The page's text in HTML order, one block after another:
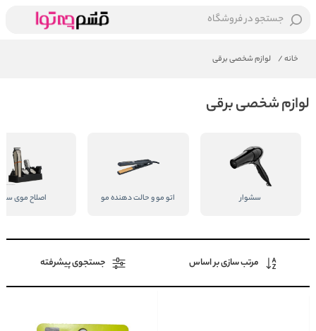
جستجو در فروشگاه
خانه/ لوازم شخصی برقی
لوازم شخصی برقی
سشوار اتو مو و حالت دهنده مو اصلاح موی سر
مرتب سازی بر اساس جستجوی پیشرفته